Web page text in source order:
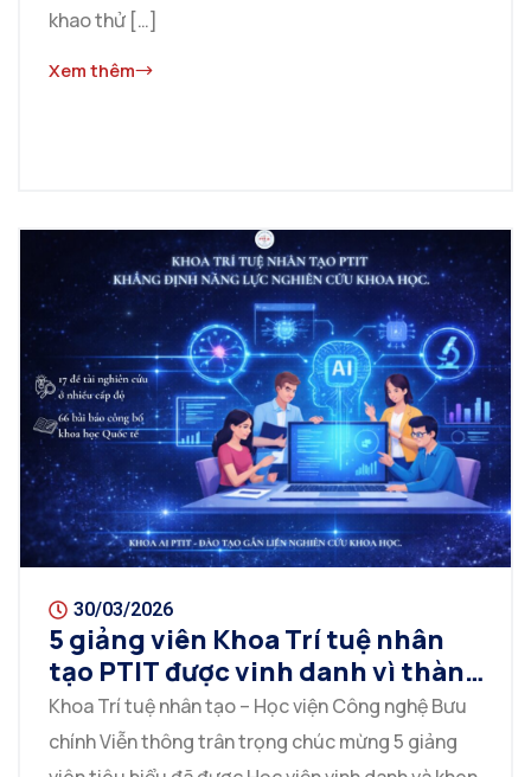
khao thử […]
Xem thêm
30/03/2026
5 giảng viên Khoa Trí tuệ nhân
tạo PTIT được vinh danh vì thành
tích nghiên cứu khoa học xuất
sắc năm 2025
Khoa Trí tuệ nhân tạo – Học viện Công nghệ Bưu
chính Viễn thông trân trọng chúc mừng 5 giảng